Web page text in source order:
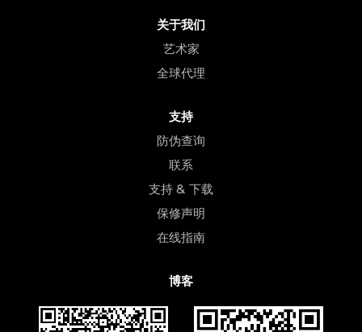
关于我们
艺术家
全球代理
支持
防伪查询
联系
支持 & 下载
保修声明
在线指南
博客